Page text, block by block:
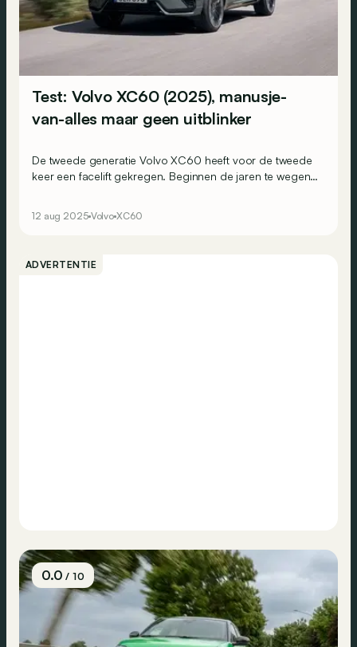
Test: Volvo XC60 (2025), manusje-
van-alles maar geen uitblinker
De tweede generatie Volvo XC60 heeft voor de tweede
keer een facelift gekregen. Beginnen de jaren te wegen
12 aug 2025 Volvo XC60
ADVERTENTIE
0.0/ 10